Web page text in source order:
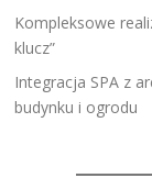
Kompleksowe
klucz”
Integracja SPA z
budynku i ogrodu